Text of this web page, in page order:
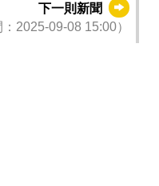
下一則新聞
2025-09-08 15:00）